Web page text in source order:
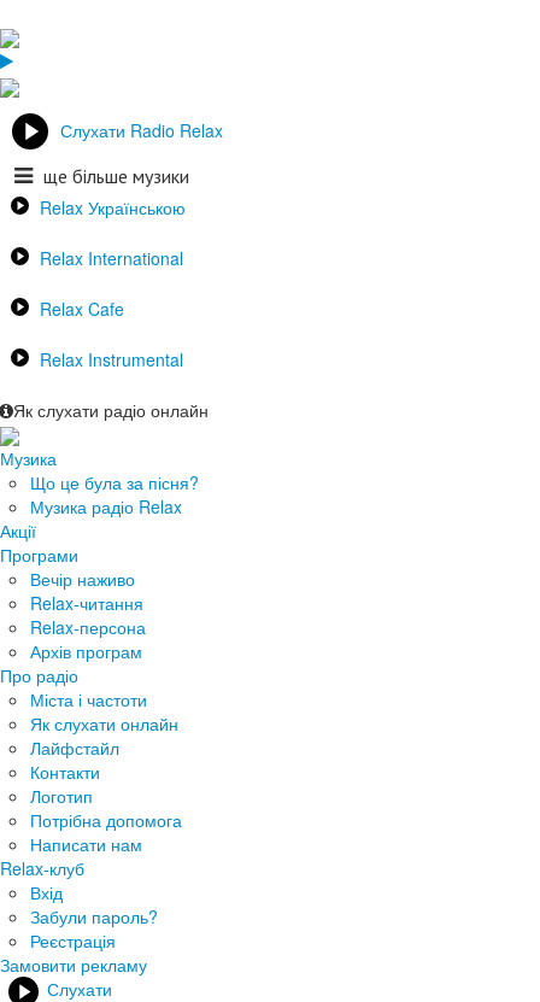
Слухати Radio Relax
ще більше музики
Relax Українською
Relax International
Relax Cafe
Relax Instrumental
Як слухати радіо онлайн
Музика
Що це була за пісня?
Музика радіо Relax
Акції
Програми
Вечір наживо
Relax-читання
Relax-персона
Архів програм
Про радіо
Міста і частоти
Як слухати онлайн
Лайфстайл
Контакти
Логотип
Потрібна допомога
Написати нам
Relax-клуб
Вхід
Забули пароль?
Реєстрація
Замовити рекламу
Слухати